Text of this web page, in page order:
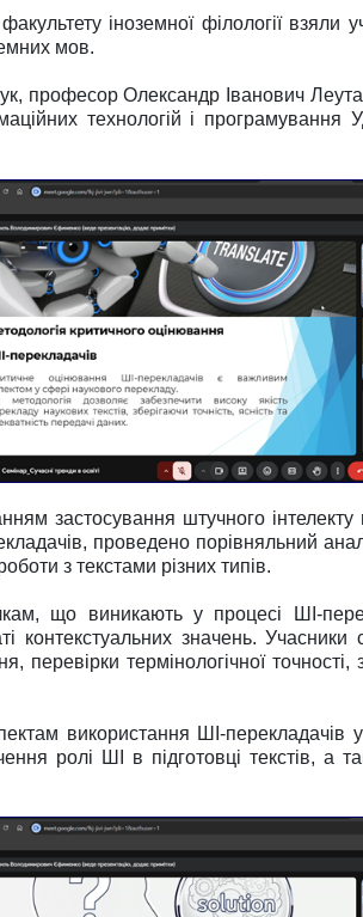
іноземної філології взяли
мов.
професор Олександр Іванович
технологій і
застосування штучного інтелекту
проведено порівняльний
з текстами різних типів.
що виникають у процесі ШІ-
контекстуальних значень.
термінологічної
використання ШІ-перекладачів
ролі ШІ в підготовці текстів, а